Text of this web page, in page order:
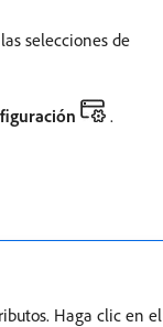
selecciones de
.
Haga clic en el